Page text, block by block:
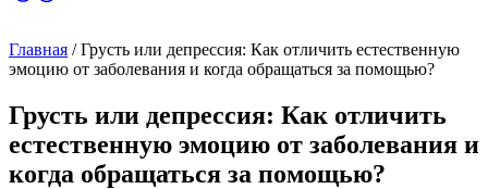
Главная /Грусть или депрессия: Как отличить естественную
эмоцию от заболевания и когда обращаться за помощью?
Грусть или депрессия: Как отличить
естественную эмоцию от заболевания и
когда обращаться за помощью?